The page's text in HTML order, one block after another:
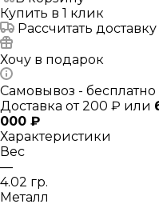
Купить в 1 клик
Рассчитать доставку
Хочу в подарок
Самовывоз - бесплатно
Доставка от 200 ₽ или
000 ₽
Характеристики
Вес
—
4.02 гр.
Металл